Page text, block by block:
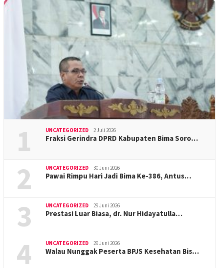
1 UNCATEGORIZED 2 Juli 2026
Fraksi Gerindra DPRD Kabupaten Bima Soro…
2 UNCATEGORIZED 30 Juni 2026
Pawai Rimpu Hari Jadi Bima Ke-386, Antus…
3 UNCATEGORIZED 29 Juni 2026
Prestasi Luar Biasa, dr. Nur Hidayatulla…
4 UNCATEGORIZED 29 Juni 2026
Walau Nunggak Peserta BPJS Kesehatan Bis…